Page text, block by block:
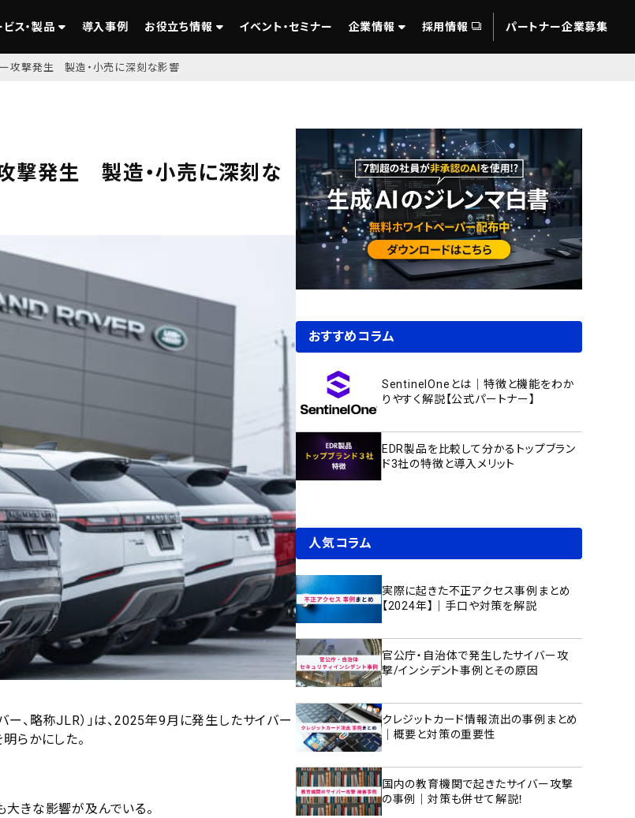
ス・製品 導入事例 お役立ち情報 イベント・セミナー 企業情報 採用情報 パートナー企業募集
ー攻撃発生 製造・小売に深刻な影響
攻撃発生 製造・小売に深刻な
、略称JLR）」は、2025年9月に発生したサイバー
らかにした。
きな影響が及んでいる。
おすすめコラム
SentinelOneとは｜特徴と機能をわか
りやすく解説【公式パートナー】
EDR製品を比較して分かるトップブラン
ド3社の特徴と導入メリット
人気コラム
実際に起きた不正アクセス事例まとめ
【2024年】｜手口や対策を解説
官公庁・自治体で発生したサイバー攻
撃/インシデント事例とその原因
クレジットカード情報流出の事例まとめ
｜概要と対策の重要性
国内の教育機関で起きたサイバー攻撃
の事例｜対策も併せて解説！